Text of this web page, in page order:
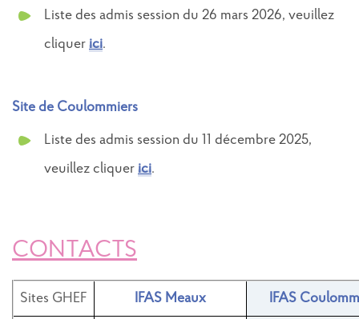
Liste des admis session du 26 mars 2026, veuillez
cliquer ici.
Site de Coulommiers
Liste des admis session du 11 décembre 2025,
veuillez cliquer ici.
CONTACTS
Sites GHEF IFAS Meaux IFAS